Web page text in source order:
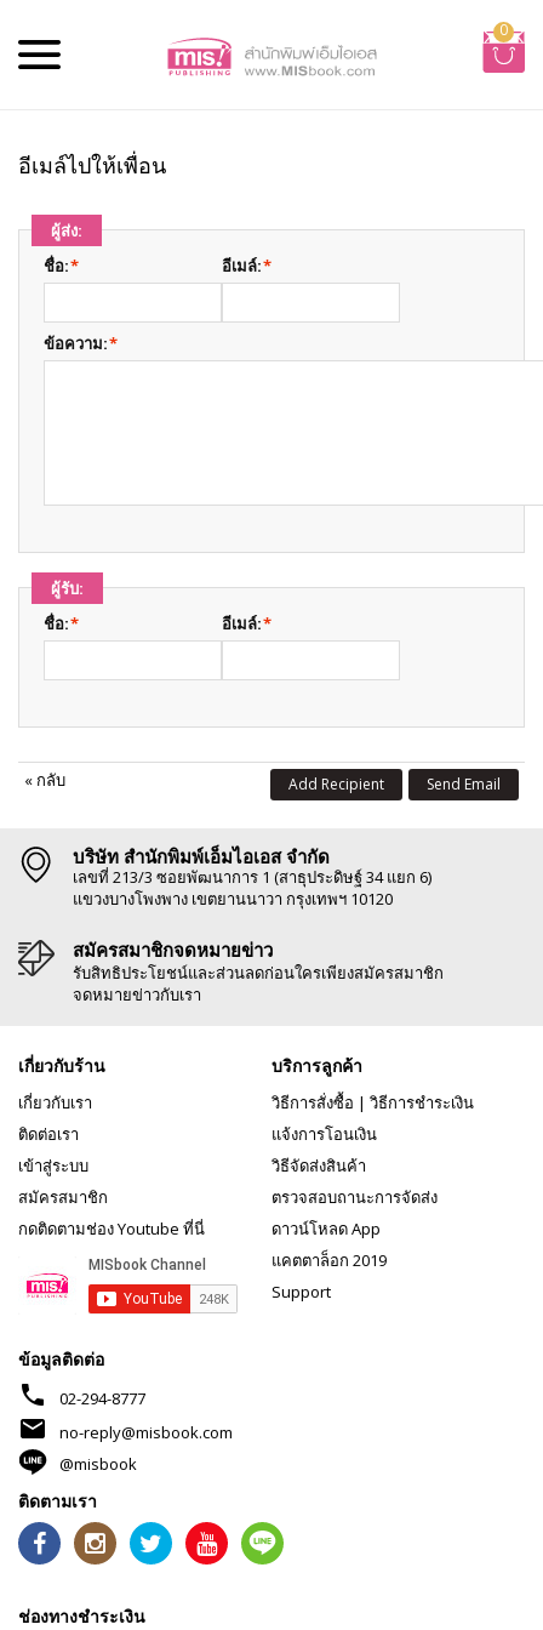
0
อีเมล์ไปให้เพื่อน
ผู้ส่ง:
*
ชื่อ: *
อีเมล์:
*
ข้อความ:
ผู้รับ:
*
ชื่อ: *
อีเมล์:
« กลับ Send Email
Add Recipient
บริษัท สำนักพิมพ์เอ็มไอเอส จำกัด
เลขที่ 213/3 ซอยพัฒนาการ 1 (สาธุประดิษฐ์ 34 แยก 6)
แขวงบางโพงพาง เขตยานนาวา กรุงเทพฯ 10120
สมัครสมาชิกจดหมายข่าว
รับสิทธิประโยชน์และส่วนลดก่อนใครเพียงสมัครสมาชิก
จดหมายข่าวกับเรา
เกี่ยวกับร้าน
เกี่ยวกับเรา
ติดต่อเรา
เข้าสู่ระบบ
สมัครสมาชิก
กดติดตามช่อง Youtube ที่นี่
บริการลูกค้า
วิธีการสั่งซื้อ | วิธีการชำระเงิน
แจ้งการโอนเงิน
วิธีจัดส่งสินค้า
ตรวจสอบถานะการจัดส่ง
ดาวน์โหลด App
แคตตาล็อก 2019
Support
ข้อมูลติดต่อ
phone 02-294-8777
mail
no-reply@misbook.com
@misbook
ติดตามเรา
ช่องทางชำระเงิน